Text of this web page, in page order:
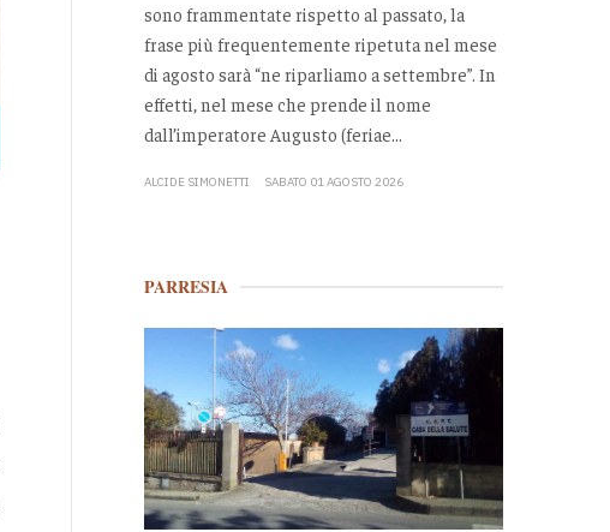
sono frammentate rispetto al passato, la
frase più frequentemente ripetuta nel mese
di agosto sarà “ne riparliamo a settembre”. In
effetti, nel mese che prende il nome
dall’imperatore Augusto (feriae...
ALCIDE SIMONETTI SABATO 01 AGOSTO 2026
PARRESIA